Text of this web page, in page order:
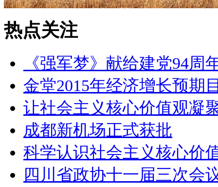
热点关注
《强军梦》献给建党94周
金堂2015年经济增长预期
让社会主义核心价值观凝
成都新机场正式获批
科学认识社会主义核心价
四川省政协十一届三次会